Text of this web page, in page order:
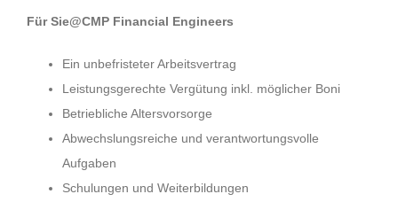
Für Sie@CMP Financial Engineers
Ein unbefristeter Arbeitsvertrag
Leistungsgerechte Vergütung inkl. möglicher Boni
Betriebliche Altersvorsorge
Abwechslungsreiche und verantwortungsvolle
Aufgaben
Schulungen und Weiterbildungen